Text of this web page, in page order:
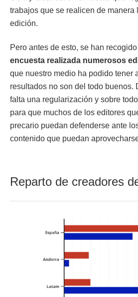
trabajos que se realicen de manera
edición.
Pero antes de esto, se han
encuesta realizada numerosos
que nuestro medio ha podido tener
resultados no son del todo buenos.
falta una regularización y sobre
para que muchos de los editores
precario puedan defenderse ante
contenido que puedan
Reparto de creadores